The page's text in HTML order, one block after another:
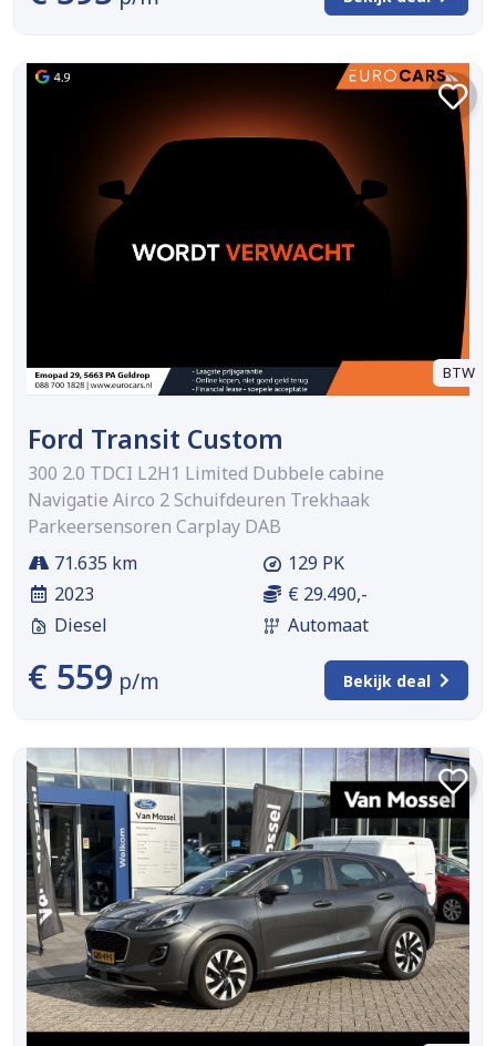
BTW
Ford Transit Custom
300 2.0 TDCI L2H1 Limited Dubbele cabine
Navigatie Airco 2 Schuifdeuren Trekhaak
Parkeersensoren Carplay DAB
71.635 km
2023
Diesel
129 PK
€ 29.490,-
Automaat
€ 559 p/m Bekijk deal